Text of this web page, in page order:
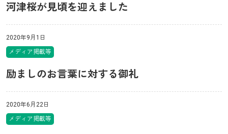
河津桜が見頃を迎えました
励ましのお言葉に対する御礼
2020年9月1日
メディア掲載等
2020年6月22日
メディア掲載等